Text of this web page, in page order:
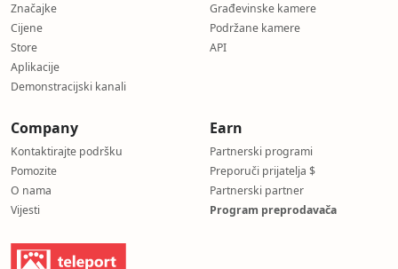
Značajke
Cijene
Store
Aplikacije
Demonstracijski kanali
Građevinske kamere
Podržane kamere
API
Company
Kontaktirajte podršku
Pomozite
O nama
Vijesti
Earn
Partnerski programi
Preporuči prijatelja $
Partnerski partner
Program preprodavača